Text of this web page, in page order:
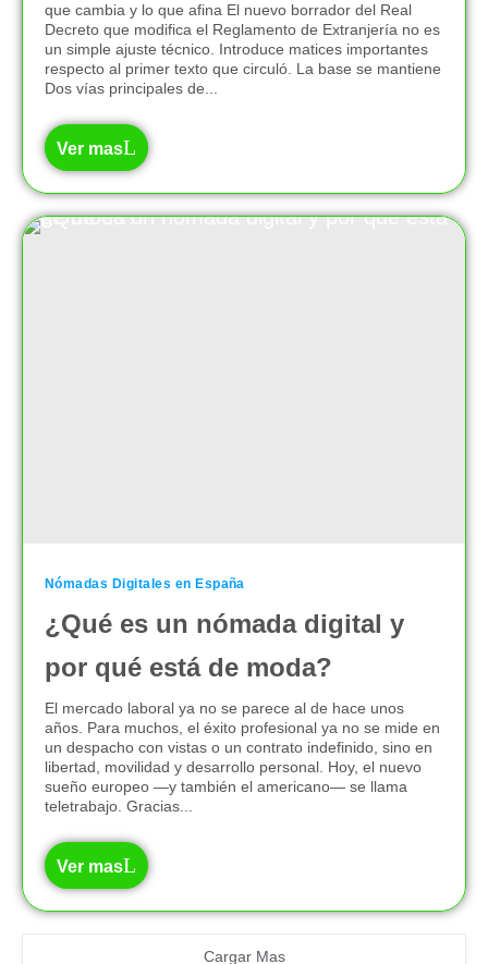
que cambia y lo que afina El nuevo borrador del Real
Decreto que modifica el Reglamento de Extranjería no es
un simple ajuste técnico. Introduce matices importantes
respecto al primer texto que circuló. La base se mantiene
Dos vías principales de...
Ver mas
Nómadas Digitales en España
¿Qué es un nómada digital y
por qué está de moda?
El mercado laboral ya no se parece al de hace unos
años. Para muchos, el éxito profesional ya no se mide en
un despacho con vistas o un contrato indefinido, sino en
libertad, movilidad y desarrollo personal. Hoy, el nuevo
sueño europeo —y también el americano— se llama
teletrabajo. Gracias...
Ver mas
Cargar Mas